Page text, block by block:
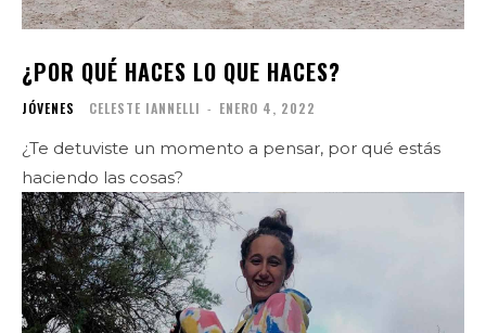
¿POR QUÉ HACES LO QUE HACES?
JÓVENES CELESTE IANNELLI - ENERO 4, 2022
¿Te detuviste un momento a pensar, por qué estás
haciendo las cosas?